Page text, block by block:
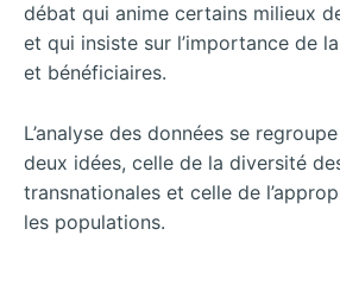
débat qui anime certains milieux
et qui insiste sur l’importance de
et bénéficiaires.
L’analyse des données se
deux idées, celle de la diversité
transnationales et celle de
les populations.